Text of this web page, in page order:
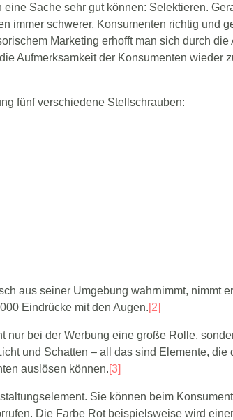
Sache sehr gut können: Selektieren.
immer schwerer, Konsumenten richtig und
Marketing erhofft man sich durch die
Aufmerksamkeit der Konsumenten wieder
fünf verschiedene Stellschrauben:
aus seiner Umgebung wahrnimmt, nimmt
Eindrücke mit den Augen.[2]
nur bei der Werbung eine große Rolle,
und Schatten – all das sind Elemente, die
auslösen können.[3]
Sie können beim
Die Farbe Rot beispielsweise wird